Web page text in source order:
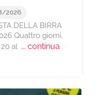
2026
DELLA BIRRA
Quattro giorni.
al ... continua